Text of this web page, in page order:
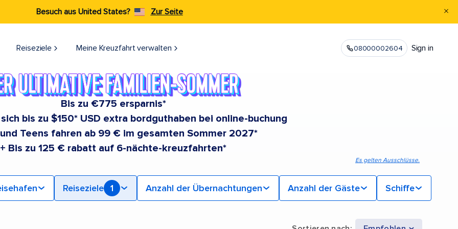
Besuch aus United States? Zur Seite
Reiseziele​ Meine Kreuzfahrt verwalten 08000002604 Sign in
Bis zu €775 ersparnis*
bis zu $150* USD extra bordguthaben bei online-buchung
Teens fahren ab 99 € im gesamten Sommer 2027*
+ Bis zu 125 € rabatt auf 6-nächte-kreuzfahrten*
Es gelten Ausschlüsse.
Reiseziele 1 Anzahl der Übernachtungen Anzahl der Gäste Schiffe